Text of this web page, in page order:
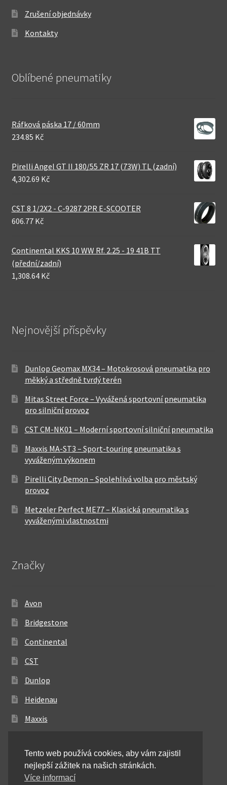
Zrušení objednávky
Kontakty
Oblíbené pneumatiky
Ráfková páska 17 / 60mm
234.85 Kč
Pirelli Angel GT II 180/55 ZR 17 (73W) TL (zadní)
4,302.69 Kč
CST 8 1/2X2 - C-9287 2PR E-SCOOTER
606.77 Kč
Continental KKS 10 WW Rf. 2.25 - 19 41B TT
(přední/zadní)
1,308.64 Kč
Nejnovější příspěvky
Dunlop Geomax MX34 – Motokrosová pneumatika pro
měkký a středně tvrdý terén
Mitas Street Force – Vyvážená sportovní pneumatika
pro silniční provoz
CST CM-NK01 – Moderní sportovní silniční pneumatika
Maxxis MA-ST3 – Sport-touring pneumatika s
vyváženým výkonem
Pirelli City Demon – Spolehlivá volba pro městský
provoz
Metzeler Perfect ME77 – Klasická pneumatika s
vyváženými vlastnostmi
Značky
Avon
Bridgestone
Continental
CST
Dunlop
Heidenau
Maxxis
Michelin
Mitas
Tento web používá cookies, aby vám zajistil
nejlepší zážitek na našich stránkách.
Více informací